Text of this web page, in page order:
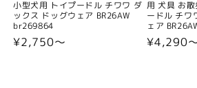
小型犬用 トイプードル チワワ ダ
ックス ドッグウェア BR26AW
br269864
通
¥2,750〜
用 犬具 お
ードル チワ
ェア
通
¥4,290